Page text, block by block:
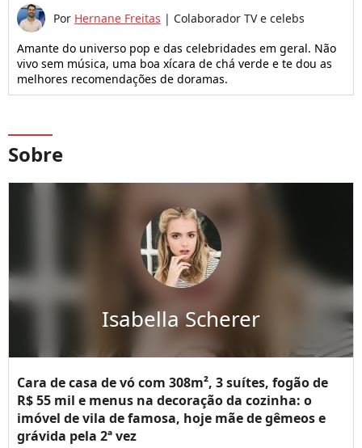
Por Hernane Freitas | Colaborador TV e celebs
Amante do universo pop e das celebridades em geral. Não
vivo sem música, uma boa xícara de chá verde e te dou as
melhores recomendações de doramas.
Sobre
Isabella Scherer
Cara de casa de vó com 308m², 3 suítes, fogão de
R$ 55 mil e menus na decoração da cozinha: o
imóvel de vila de famosa, hoje mãe de gêmeos e
grávida pela 2ª vez